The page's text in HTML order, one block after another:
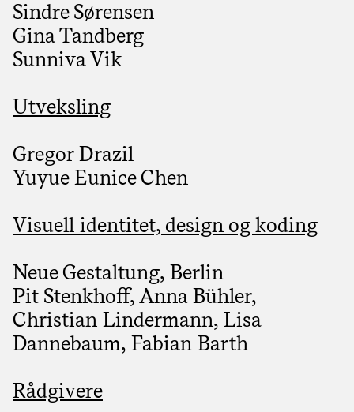
Sindre Sørensen
Gina Tandberg
Sunniva Vik
Utveksling
Gregor Drazil
Yuyue Eunice Chen
Visuell identitet, design og koding
Neue Gestaltung, Berlin
Pit Stenkhoff, Anna Bühler,
Christian Lindermann, Lisa
Dannebaum, Fabian Barth
Rådgivere